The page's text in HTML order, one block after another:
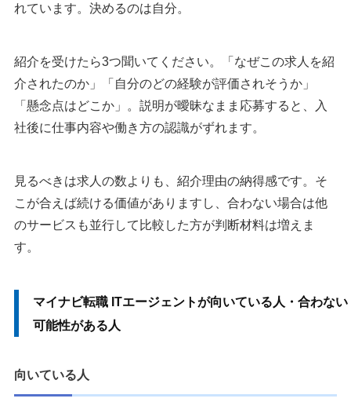
れています。決めるのは自分。
紹介を受けたら3つ聞いてください。「なぜこの求人を紹
介されたのか」「自分のどの経験が評価されそうか」
「懸念点はどこか」。説明が曖昧なまま応募すると、入
社後に仕事内容や働き方の認識がずれます。
見るべきは求人の数よりも、紹介理由の納得感です。そ
こが合えば続ける価値がありますし、合わない場合は他
のサービスも並行して比較した方が判断材料は増えま
す。
マイナビ転職 ITエージェントが向いている人・合わない
可能性がある人
向いている人